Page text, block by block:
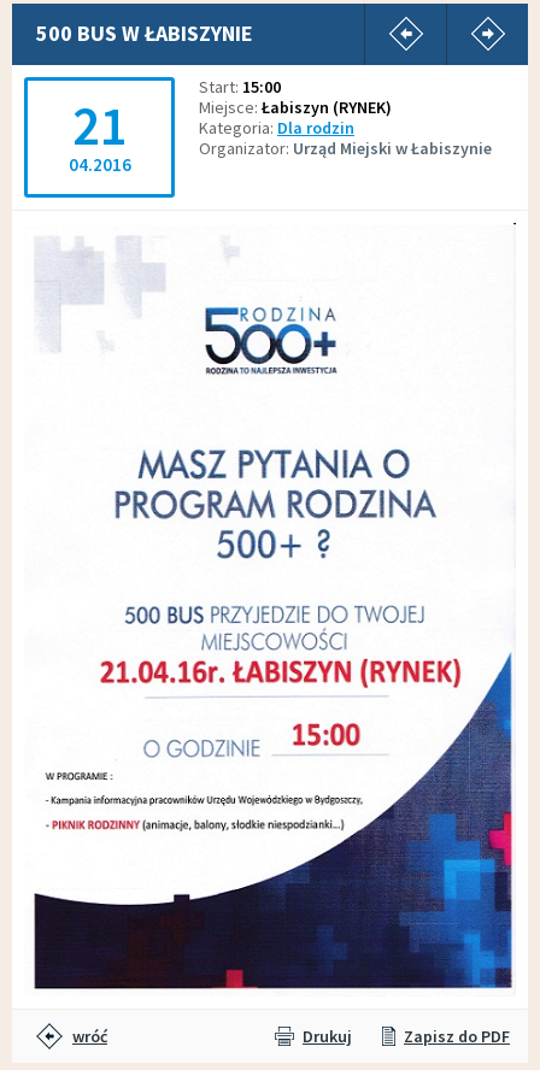
500 BUS W ŁABISZYNIE
pokaż
21
04.2016
Start 15:00
Miejsce Łabiszyn (RYNEK)
Kategoria Dla rodzin
Organizator Urząd Miejski w Łabiszynie
wróć Drukuj Zapisz do PDF